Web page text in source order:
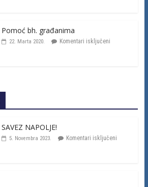
Pomoć bh. građanima
22. Marta 2020. Komentari isključeni
SAVEZ NAPOLJE!
5. Novembra 2023. Komentari isključeni